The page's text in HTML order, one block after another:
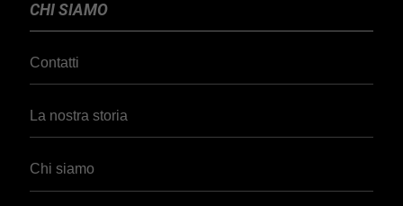
CHI SIAMO
Contatti
La nostra storia
Chi siamo